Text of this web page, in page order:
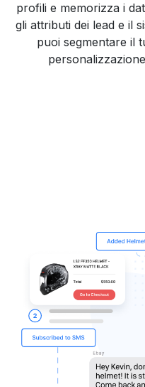
profili e memorizza i
gli attributi dei lead e il
puoi segmentare il